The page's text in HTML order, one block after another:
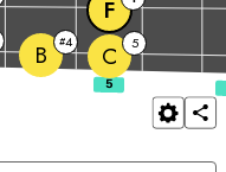
B #4 C 5
F